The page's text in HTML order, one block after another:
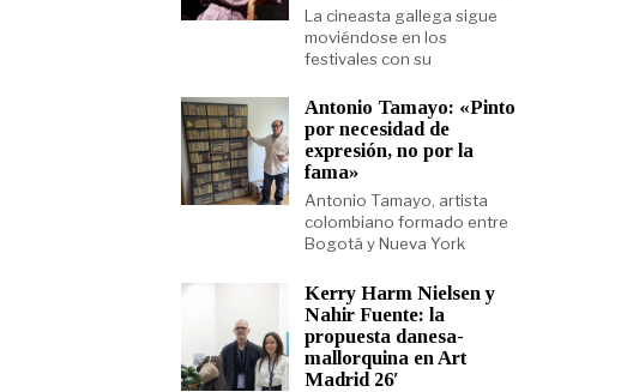
La cineasta gallega sigue
moviéndose en los
festivales con su
Antonio Tamayo: «Pinto
por necesidad de
expresión, no por la
fama»
Antonio Tamayo, artista
colombiano formado entre
Bogotá y Nueva York
Kerry Harm Nielsen y
Nahir Fuente: la
propuesta danesa-
mallorquina en Art
Madrid 26′